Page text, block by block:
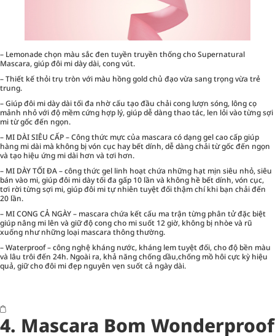
– Lemonade chọn màu sắc đen tuyền truyền thống cho Supernatural
Mascara, giúp đôi mi dày dài, cong vút.
– Thiết kế thỏi trụ tròn với màu hồng gold chủ đạo vừa sang trọng vừa trẻ
trung.
– Giúp đôi mi dày dài tối đa nhờ cấu tạo đầu chải cong lượn sóng, lông cọ
mảnh nhỏ với độ mềm cứng hợp lý, giúp dễ dàng thao tác, len lỏi vào từng sợi
mi từ gốc đến ngọn.
– MI DÀI SIÊU CẤP – Công thức mực của mascara có dạng gel cao cấp giúp
hàng mi dài mà không bị vón cục hay bết dính, dễ dàng chải từ gốc đến ngọn
và tạo hiệu ứng mi dài hơn và tơi hơn.
– MI DÀY TỐI ĐA – công thức gel linh hoạt chứa những hạt mịn siêu nhỏ, siêu
bán vào mi, giúp đôi mi dày tối đa gấp 10 lần và không hề bết dính, vón cục,
tơi rời từng sợi mi, giúp đôi mi tự nhiên tuyệt đối thậm chí khi bạn chải đến
20 lần.
– MI CONG CẢ NGÀY – mascara chứa kết cấu ma trận từng phân tử đặc biệt
giúp nâng mi lên và giữ độ cong cho mi suốt 12 giờ, không bị nhòe và rũ
xuống như những loại mascara thông thường.
– Waterproof – công nghệ kháng nước, kháng lem tuyệt đối, cho độ bền màu
và lâu trôi đến 24h. Ngoài ra, khả năng chống dầu,chống mồ hôi cực kỳ hiệu
quả, giữ cho đôi mi đẹp nguyên vẹn suốt cả ngày dài.
4. Mascara Bom Wonderproof